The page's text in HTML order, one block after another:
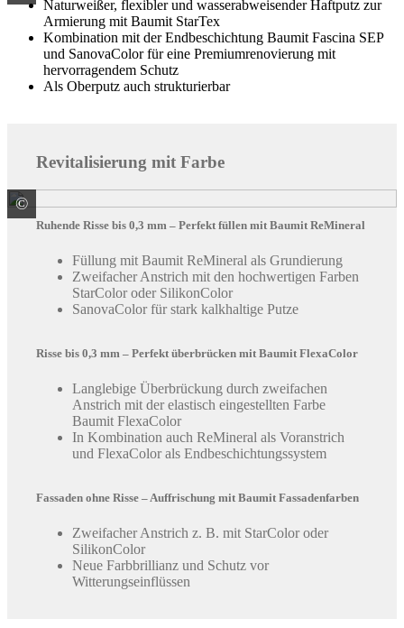
Naturweißer, flexibler und wasserabweisender Haftputz zur
Armierung mit Baumit StarTex
Kombination mit der Endbeschichtung Baumit Fascina SEP
und SanovaColor für eine Premiumrenovierung mit
hervorragendem Schutz
Als Oberputz auch strukturierbar
Revitalisierung mit Farbe
© Baumit GmbH
Ruhende Risse bis 0,3 mm – Perfekt füllen mit Baumit ReMineral
Füllung mit Baumit ReMineral als Grundierung
Zweifacher Anstrich mit den hochwertigen Farben
StarColor oder SilikonColor
SanovaColor für stark kalkhaltige Putze
Risse bis 0,3 mm – Perfekt überbrücken mit Baumit FlexaColor
Langlebige Überbrückung durch zweifachen
Anstrich mit der elastisch eingestellten Farbe
Baumit FlexaColor
In Kombination auch ReMineral als Voranstrich
und FlexaColor als Endbeschichtungssystem
Fassaden ohne Risse – Auffrischung mit Baumit Fassadenfarben
Zweifacher Anstrich z. B. mit StarColor oder
SilikonColor
Neue Farbbrillianz und Schutz vor
Witterungseinflüssen